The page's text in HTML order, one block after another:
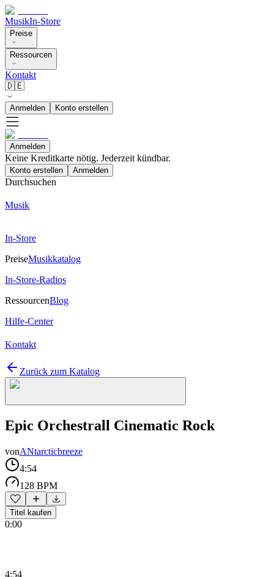
MusikIn-Store
Preise
Ressourcen
Kontakt
🇩🇪
Anmelden Konto erstellen
Anmelden
Keine Kreditkarte nötig. Jederzeit kündbar.
Konto erstellen Anmelden
Durchsuchen
Musik
In-Store
PreiseMusikkatalog
In-Store-Radios
RessourcenBlog
Hilfe-Center
Kontakt
Zurück zum Katalog
Epic Orchestrall Cinematic Rock
vonANtarcticbreeze
4:54
128 BPM
Titel kaufen
0:00
4:54